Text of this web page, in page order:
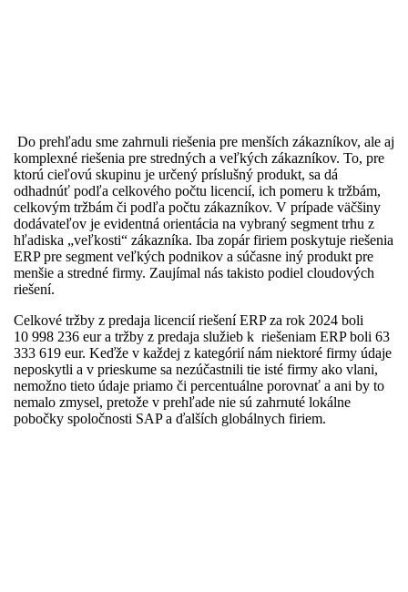
Do prehľadu sme zahrnuli riešenia pre menších zákazníkov, ale aj
komplexné riešenia pre stredných a veľkých zákazníkov. To, pre
ktorú cieľovú skupinu je určený príslušný produkt, sa dá
odhadnúť podľa celkového počtu licencií, ich pomeru k tržbám,
celkovým tržbám či podľa počtu zákazníkov. V prípade väčšiny
dodávateľov je evidentná orientácia na vybraný segment trhu z
hľadiska „veľkosti“ zákazníka. Iba zopár firiem poskytuje riešenia
ERP pre segment veľkých podnikov a súčasne iný produkt pre
menšie a stredné firmy. Zaujímal nás takisto podiel cloudových
riešení.
Celkové tržby z predaja licencií riešení ERP za rok 2024 boli
10 998 236 eur a tržby z predaja služieb k riešeniam ERP boli 63
333 619 eur. Keďže v každej z kategórií nám niektoré firmy údaje
neposkytli a v prieskume sa nezúčastnili tie isté firmy ako vlani,
nemožno tieto údaje priamo či percentuálne porovnať a ani by to
nemalo zmysel, pretože v prehľade nie sú zahrnuté lokálne
pobočky spoločnosti SAP a ďalších globálnych firiem.